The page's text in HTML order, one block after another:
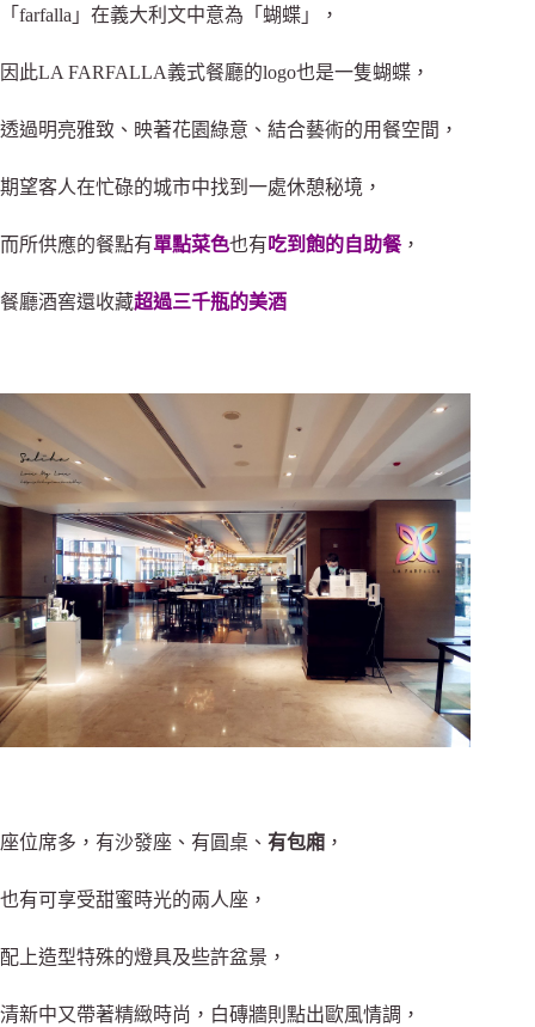
「farfalla」在義大利文中意為 「 蝴蝶 」，
因此LA FARFALLA義式餐廳的logo也是一隻蝴蝶，
透過明亮雅致、映著花園綠意 、結合藝術的用餐空間，
期望客人在忙碌的城市中找到一處休憩秘境，
而所供應的餐點有單點菜色也有吃到飽的自助餐，
餐廳酒窖還收藏超過三千瓶的美酒
座位席多，有沙發座、有圓桌 、 有包廂 ，
也有可享受甜蜜時光的兩人座，
配上造型特殊的燈具及些許盆景，
清新中又帶著精緻時尚，白磚牆則點出歐風情調，